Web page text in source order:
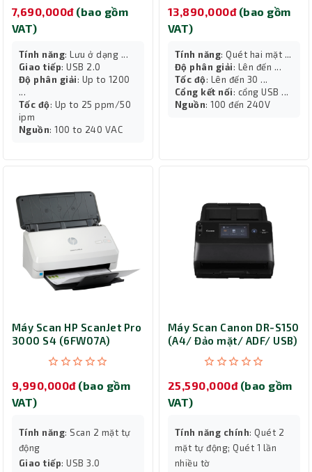
7,690,000đ (bao gồm
VAT)
Tính năng: Lưu ở dạng ...
Giao tiếp: USB 2.0
Độ phân giải: Up to 1200
...
Tốc độ: Up to 25 ppm/50
ipm
Nguồn: 100 to 240 VAC
13,890,000đ (bao gồm
VAT)
Tính năng: Quét hai mặt ...
Độ phân giải: Lên đến ...
Tốc độ: Lên đến 30 ...
Cổng kết nối: cổng USB ...
Nguồn: 100 đến 240V
Máy Scan HP ScanJet Pro
3000 S4 (6FW07A)
9,990,000đ (bao gồm
VAT)
Tính năng: Scan 2 mặt tự
động
Giao tiếp: USB 3.0
Máy Scan Canon DR-S150
(A4/ Đảo mặt/ ADF/ USB)
25,590,000đ (bao gồm
VAT)
Tính năng chính: Quét 2
mặt tự động; Quét 1 lần
nhiều tờ